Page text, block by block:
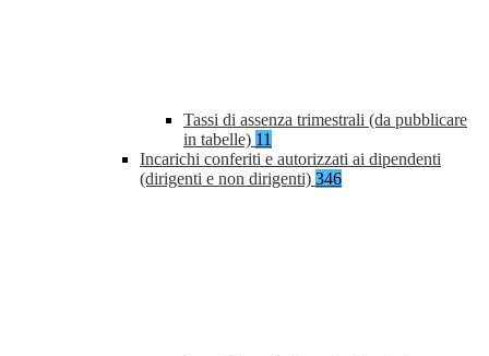
Tassi di assenza trimestrali (da pubblicare
in tabelle) 11
Incarichi conferiti e autorizzati ai dipendenti
(dirigenti e non dirigenti) 346